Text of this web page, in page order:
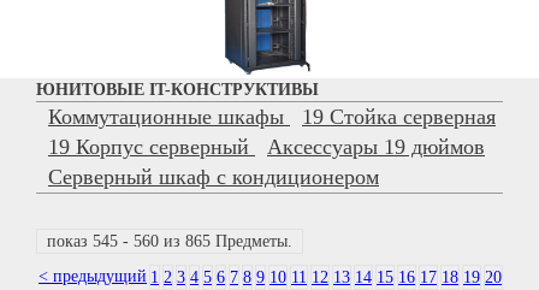
ЮНИТОВЫЕ IT-КОНСТРУКТИВЫ
Коммутационные шкафы
19 Стойка серверная
19 Корпус серверный
Аксессуары 19 дюймов
Серверный шкаф с кондиционером
показ 545 - 560 из 865 Предметы.
< предыдущий 1 2 3 4 5 6 7 8 9 10 11 12 13 14 15 16 17 18 19 20